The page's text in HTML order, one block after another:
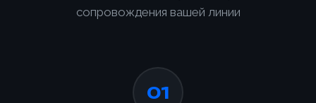
сопровождения вашей линии
01